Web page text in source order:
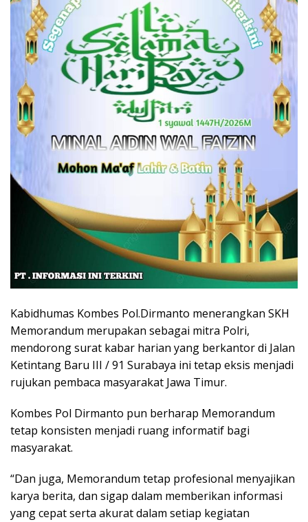
Kabidhumas Kombes Pol.Dirmanto menerangkan SKH
Memorandum merupakan sebagai mitra Polri,
mendorong surat kabar harian yang berkantor di Jalan
Ketintang Baru III / 91 Surabaya ini tetap eksis menjadi
rujukan pembaca masyarakat Jawa Timur.
Kombes Pol Dirmanto pun berharap Memorandum
tetap konsisten menjadi ruang informatif bagi
masyarakat.
“Dan juga, Memorandum tetap profesional menyajikan
karya berita, dan sigap dalam memberikan informasi
yang cepat serta akurat dalam setiap kegiatan